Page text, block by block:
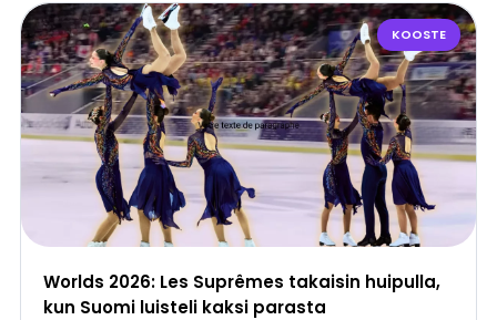
KOOSTE
Worlds 2026: Les Suprêmes takaisin huipulla,
kun Suomi luisteli kaksi parasta